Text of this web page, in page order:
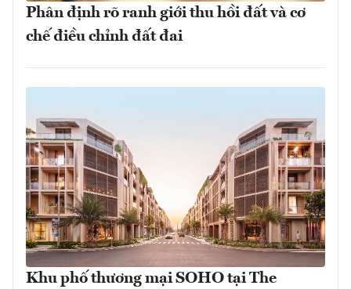
Phân định rõ ranh giới thu hồi đất và cơ
chế điều chỉnh đất đai
Khu phố thương mại SOHO tại The